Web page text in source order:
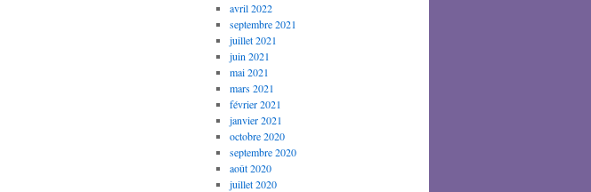
avril 2022
septembre 2021
juillet 2021
juin 2021
mai 2021
mars 2021
février 2021
janvier 2021
octobre 2020
septembre 2020
août 2020
juillet 2020